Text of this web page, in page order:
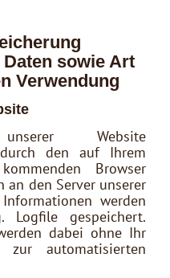
sowie Art
Verwendung
Website
den auf Ihrem
Browser
den Server unserer
werden
gespeichert.
dabei ohne Ihr
automatisierten